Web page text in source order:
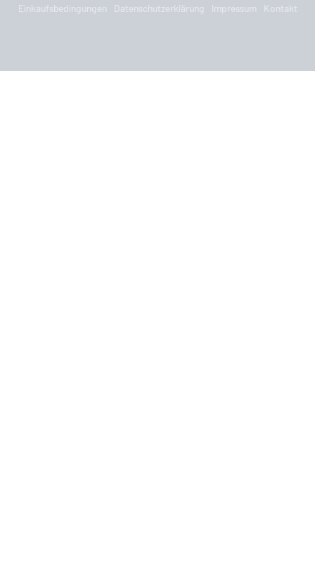
Einkaufsbedingungen Datenschutzerklärung Impressum Kontakt